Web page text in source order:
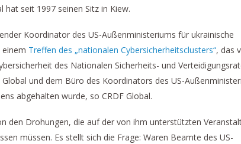
hat seit 1997 seinen Sitz in Kiew.
Koordinator des US-Außenministeriums für ukrainische
einem Treffen des „nationalen Cybersicherheitsclusters“, das
des Nationalen Sicherheits- und
und dem Büro des Koordinators des US-
abgehalten wurde, so CRDF Global.
den Drohungen, die auf der von ihm unterstützten
müssen. Es stellt sich die Frage: Waren Beamte des US-